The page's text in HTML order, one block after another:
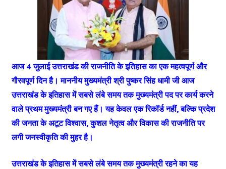
आज 4 जुलाई उत्तराखंड की राजनीति के इतिहास का एक महत्वपूर्ण और
गौरवपूर्ण दिन है। माननीय मुख्यमंत्री श्री पुष्कर सिंह धामी जी आज
उत्तराखंड के इतिहास में सबसे लंबे समय तक मुख्यमंत्री पद पर कार्य करने
वाले प्रथम मुख्यमंत्री बन गए हैं। यह केवल एक रिकॉर्ड नहीं, बल्कि प्रदेश
की जनता के अटूट विश्वास, कुशल नेतृत्व और विकास की राजनीति पर
लगी जनस्वीकृति की मुहर है।
उत्तराखंड के इतिहास में सबसे लंबे समय तक मुख्यमंत्री रहने का यह